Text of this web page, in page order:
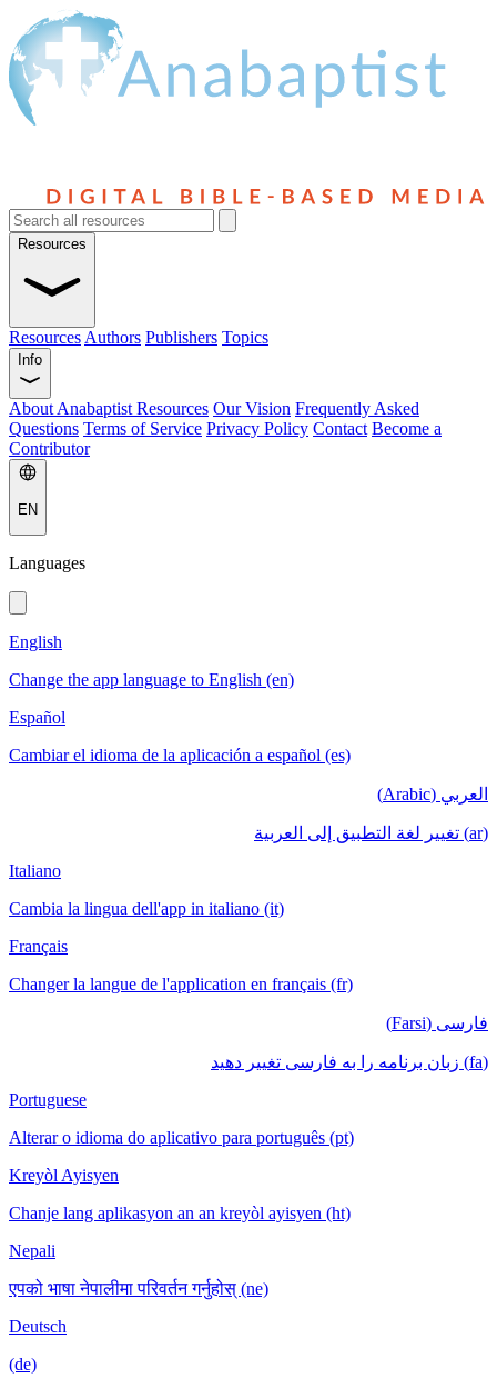
Resources
Resources Authors Publishers Topics
Info
About Anabaptist Resources Our Vision Frequently Asked
Questions Terms of Service Privacy Policy Contact Become a
Contributor
EN
Languages
English
Change the app language to English (en)
Español
Cambiar el idioma de la aplicación a español (es)
العربي (Arabic)
(ar) تغيير لغة التطبيق إلى العربية
Italiano
Cambia la lingua dell'app in italiano (it)
Français
Changer la langue de l'application en français (fr)
فارسی (Farsi)
(fa) زبان برنامه را به فارسی تغییر دهید
Portuguese
Alterar o idioma do aplicativo para português (pt)
Kreyòl Ayisyen
Chanje lang aplikasyon an an kreyòl ayisyen (ht)
Nepali
एपको भाषा नेपालीमा परिवर्तन गर्नुहोस् (ne)
Deutsch
(de)